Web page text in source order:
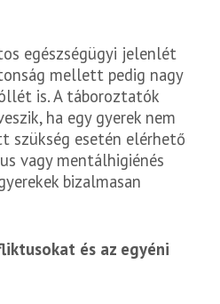
egészségügyi jelenlét
mellett pedig nagy
is. A táboroztatók
ha egy gyerek nem
szükség esetén elérhető
vagy mentálhigiénés
bizalmasan
és az egyéni